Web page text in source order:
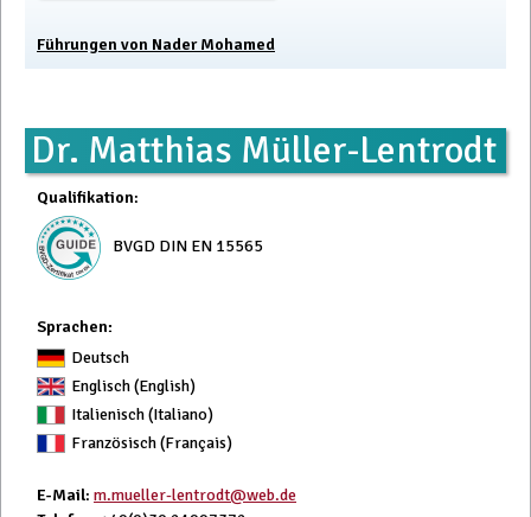
Führungen von Nader Mohamed
Dr. Matthias Müller-Lentrodt
Qualifikation:
BVGD DIN EN 15565
Sprachen:
Deutsch
Englisch (English)
Italienisch (Italiano)
Französisch (Français)
E-Mail: m.mueller-lentrodt@web.de